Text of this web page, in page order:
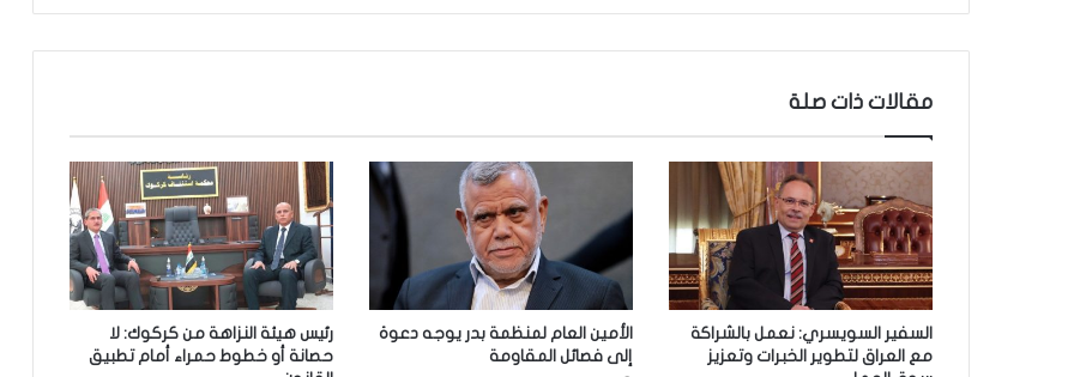
ع
ا
ج
ر
خ
د
ر
ا
ت
ب
ح
ل
ش
م
ع
و
ف
د
G
E
ا
مقالات ذات صلة
السفير السويسري: نعمل بالشراكة
مع العراق لتطوير الخبرات وتعزيز
الأمين العام لمنظمة بدر يوجه دعوة
إلى فصائل المقاومة
رئيس هيئة النزاهة من كركوك: لا
حصانة أو خطوط حمراء أمام تطبيق